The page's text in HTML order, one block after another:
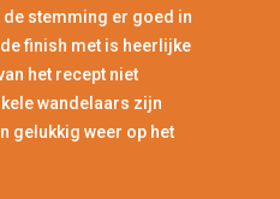
de stemming er goed in
finish met is heerlijke
het recept niet
wandelaars zijn
gelukkig weer op het